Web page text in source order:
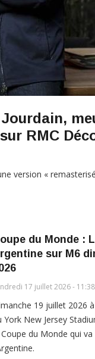
RMC
version «
du Monde :
sur M6
17 juillet 2026 - 11:38
19 juillet 2026
York New Jersey
du Monde qui